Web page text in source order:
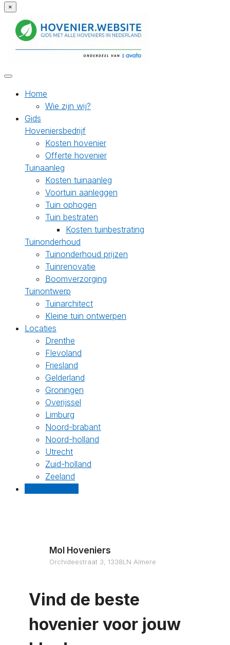
×
Home
Wie zijn wij?
Gids
Hoveniersbedrijf
Kosten hovenier
Offerte hovenier
Tuinaanleg
Kosten tuinaanleg
Voortuin aanleggen
Tuin ophogen
Tuin bestraten
Kosten tuinbestrating
Tuinonderhoud
Tuinonderhoud prijzen
Tuinrenovatie
Boomverzorging
Tuinontwerp
Tuinarchitect
Kleine tuin ontwerpen
Locaties
Drenthe
Flevoland
Friesland
Gelderland
Groningen
Overijssel
Limburg
Noord-brabant
Noord-holland
Utrecht
Zuid-holland
Zeeland
Mol Hoveniers
Orchideestraat 3, 1338LN Almere
Vind de beste
hovenier voor jouw